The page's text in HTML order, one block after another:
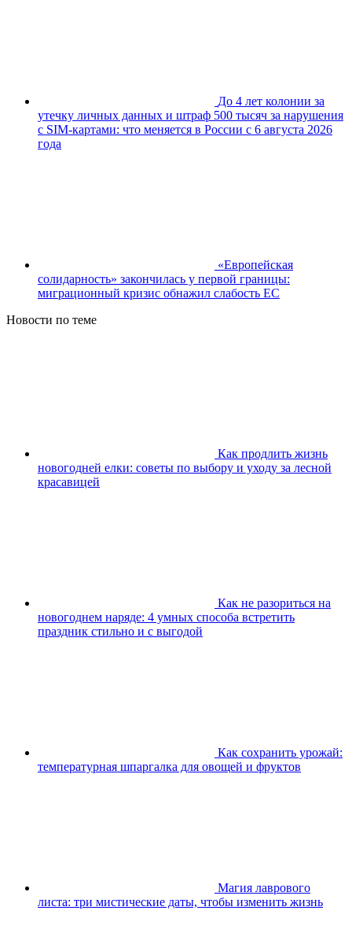
До 4 лет колонии за
утечку личных данных и штраф 500 тысяч за нарушения
с SIM-картами: что меняется в России с 6 августа 2026
года
«Европейская
солидарность» закончилась у первой границы:
миграционный кризис обнажил слабость ЕС
Новости по теме
Как продлить жизнь
новогодней елки: советы по выбору и уходу за лесной
красавицей
Как не разориться на
новогоднем наряде: 4 умных способа встретить
праздник стильно и с выгодой
Как сохранить урожай:
температурная шпаргалка для овощей и фруктов
Магия лаврового
листа: три мистические даты, чтобы изменить жизнь